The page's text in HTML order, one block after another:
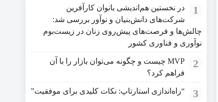
1
در نخستین هم‌اندیشی بانوان کارآفرین
شرکت‌های دانش‌بنیان و نوآور بررسی شد:
چالش‌ها و فرصت‌های پیش‌روی زنان در زیست‌بوم
نوآوری و فناوری کشور
2
MVP چیست و چگونه می‌توان بازار را با آن
فراهم کرد؟
3 “راه‌اندازی استارتاپ: نکات کلیدی برای موفقیت”